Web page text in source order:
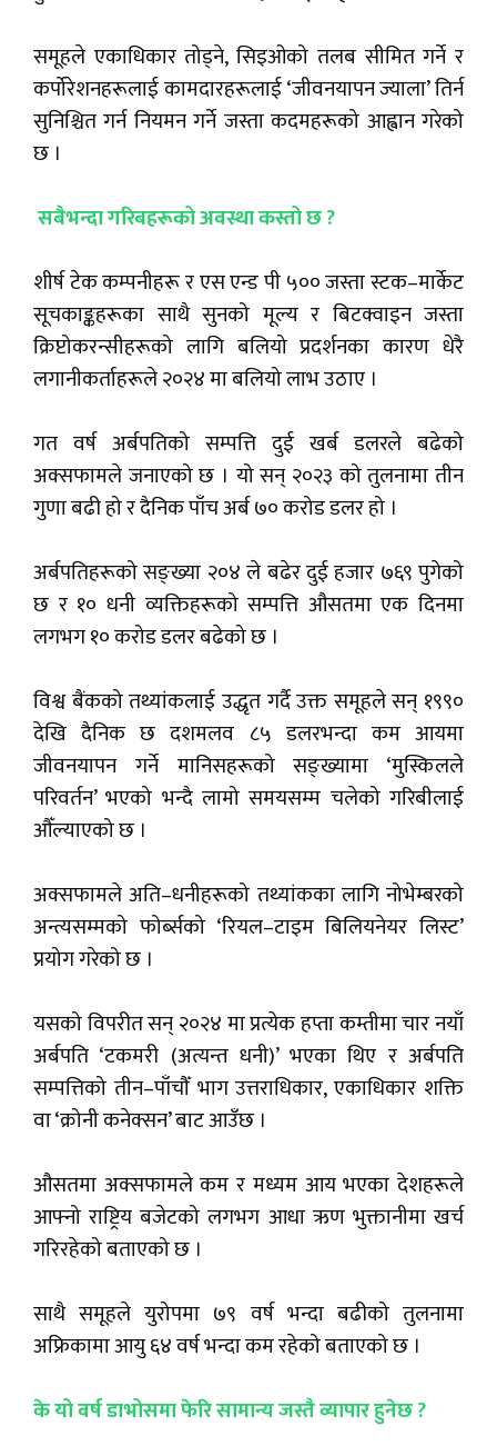
समूहले एकाधिकार तोड्ने, सिइओको तलब सीमित गर्ने र
कर्पोरेशनहरूलाई कामदारहरूलाई ‘जीवनयापन ज्याला’ तिर्न
सुनिश्चित गर्न नियमन गर्ने जस्ता कदमहरूको आह्वान गरेको
छ ।
सबैभन्दा गरिबहरूको अवस्था कस्तो छ ?
शीर्ष टेक कम्पनीहरू र एस एन्ड पी ५०० जस्ता स्टक–मार्केट
सूचकाङ्कहरूका साथै सुनको मूल्य र बिटक्वाइन जस्ता
क्रिप्टोकरन्सीहरूको लागि बलियो प्रदर्शनका कारण धेरै
लगानीकर्ताहरूले २०२४ मा बलियो लाभ उठाए ।
गत वर्ष अर्बपतिको सम्पत्ति दुई खर्ब डलरले बढेको
अक्सफामले जनाएको छ । यो सन् २०२३ को तुलनामा तीन
गुणा बढी हो र दैनिक पाँच अर्ब ७० करोड डलर हो ।
अर्बपतिहरूको सङ्ख्या २०४ ले बढेर दुई हजार ७६९ पुगेको
छ र १० धनी व्यक्तिहरूको सम्पत्ति औसतमा एक दिनमा
लगभग १० करोड डलर बढेको छ ।
विश्व बैंकको तथ्यांकलाई उद्धृत गर्दै उक्त समूहले सन् १९९०
देखि दैनिक छ दशमलव ८५ डलरभन्दा कम आयमा
जीवनयापन गर्ने मानिसहरूको सङ्ख्यामा ‘मुस्किलले
परिवर्तन’ भएको भन्दै लामो समयसम्म चलेको गरिबीलाई
औँल्याएको छ ।
अक्सफामले अति–धनीहरूको तथ्यांकका लागि नोभेम्बरको
अन्त्यसम्मको फोर्ब्सको ‘रियल–टाइम बिलियनेयर लिस्ट’
प्रयोग गरेको छ ।
यसको विपरीत सन् २०२४ मा प्रत्येक हप्ता कम्तीमा चार नयाँ
अर्बपति ‘टकमरी (अत्यन्त धनी)’ भएका थिए र अर्बपति
सम्पत्तिको तीन–पाँचौँ भाग उत्तराधिकार, एकाधिकार शक्ति
वा ‘क्रोनी कनेक्सन’ बाट आउँछ ।
औसतमा अक्सफामले कम र मध्यम आय भएका देशहरूले
आफ्नो राष्ट्रिय बजेटको लगभग आधा ऋण भुक्तानीमा खर्च
गरिरहेको बताएको छ ।
साथै समूहले युरोपमा ७९ वर्ष भन्दा बढीको तुलनामा
अफ्रिकामा आयु ६४ वर्ष भन्दा कम रहेको बताएको छ ।
के यो वर्ष डाभोसमा फेरि सामान्य जस्तै व्यापार हुनेछ ?